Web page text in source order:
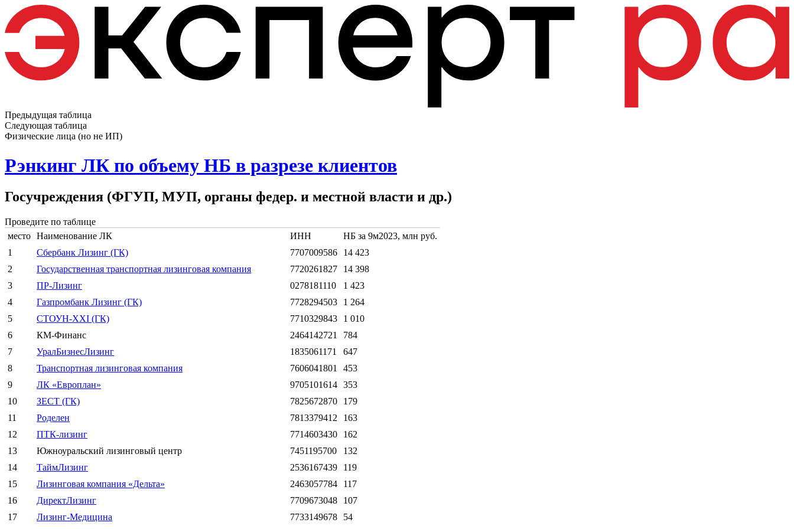
Предыдущая таблица
Следующая таблица
Физические лица (но не ИП)
Рэнкинг ЛК по объему НБ в разрезе клиентов
Госучреждения (ФГУП, МУП, органы федер. и местной власти и др.)
Проведите по таблице
место Наименование ЛК ИНН
НБ за 9м2023, млн руб.
1
Сбербанк Лизинг (ГК) 7707009586
14 423
2
Государственная транспортная лизинговая компания 7720261827
14 398
3
ПР-Лизинг 0278181110
1 423
4
Газпромбанк Лизинг (ГК) 7728294503
1 264
5
СТОУН-XXI (ГК) 7710329843
1 010
6
КМ-Финанс 2464142721
784
7
УралБизнесЛизинг 1835061171
647
8
Транспортная лизинговая компания 7606041801
453
9
ЛК «Европлан» 9705101614 353
10
ЗЕСТ (ГК) 7825672870
179
11
Роделен 7813379412
163
12
ПТК-лизинг 7714603430
162
13
Южноуральский лизинговый центр 7451195700
132
14
ТаймЛизинг 2536167439
119
15
Лизинговая компания «Дельта» 2463057784
117
16
ДиректЛизинг 7709673048
107
17
Лизинг-Медицина 7733149678
54